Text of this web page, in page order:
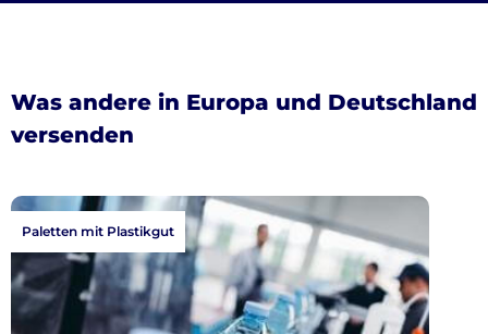
Was andere in Europa und Deutschland
versenden
Paletten mit Plastikgut